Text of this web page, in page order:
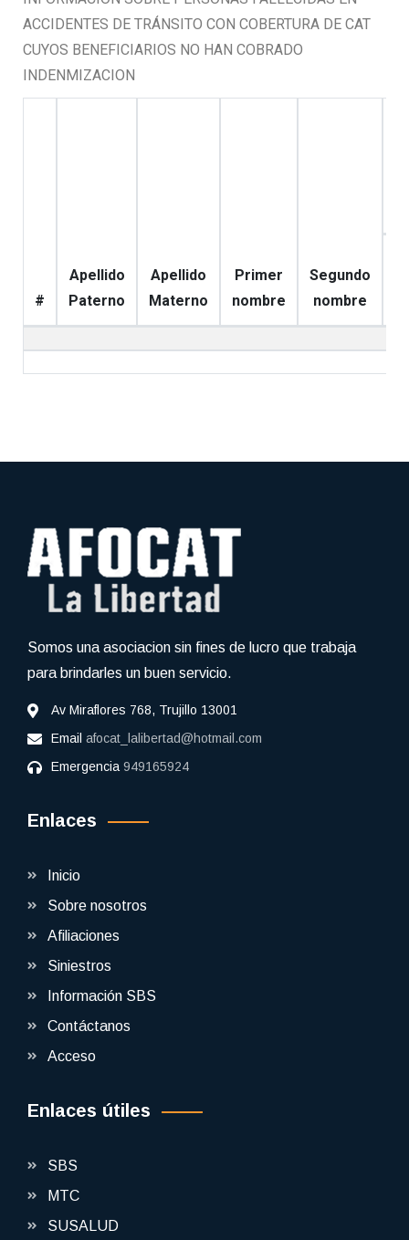
ACCIDENTES DE TRÁNSITO CON COBERTURA DE CAT
CUYOS BENEFICIARIOS NO HAN COBRADO
INDENMIZACION
#
Apellido
Paterno
Apellido
Materno
Primer
nombre
Segundo
nombre
Somos una asociacion sin fines de lucro que trabaja
para brindarles un buen servicio.
Av Miraflores 768, Trujillo 13001
Email afocat_lalibertad@hotmail.com
Emergencia 949165924
Enlaces
Inicio
Sobre nosotros
Afiliaciones
Siniestros
Información SBS
Contáctanos
Acceso
Enlaces útiles
SBS
MTC
SUSALUD